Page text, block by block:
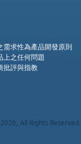
需求性為產品開發原則
上之任何問題
批評與指教
2026, All Rights Reserved.